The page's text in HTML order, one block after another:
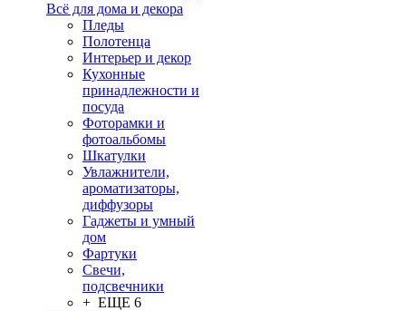
Всё для дома и декора
Пледы
Полотенца
Интерьер и декор
Кухонные
принадлежности и
посуда
Фоторамки и
фотоальбомы
Шкатулки
Увлажнители,
ароматизаторы,
диффузоры
Гаджеты и умный
дом
Фартуки
Свечи,
подсвечники
+ ЕЩЕ 6